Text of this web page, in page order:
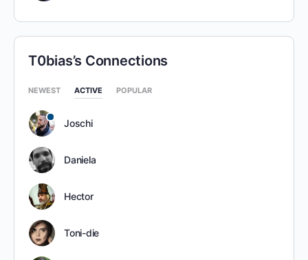
T0bias’s Connections
NEWEST ACTIVE POPULAR
Joschi
Daniela
Hector
Toni-die